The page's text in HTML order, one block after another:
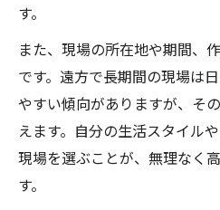
す。
また、現場の所在地や期間、
です。遠方で長期間の現場は
やすい傾向がありますが、そ
えます。自分の生活スタイル
現場を選ぶことが、無理なく
す。